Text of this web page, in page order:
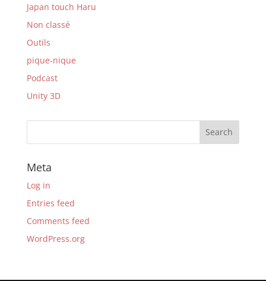
Japan touch Haru
Non classé
Outils
pique-nique
Podcast
Unity 3D
Meta
Log in
Entries feed
Comments feed
WordPress.org